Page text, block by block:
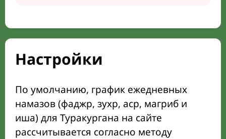
Настройки
По умолчанию, график ежедневных
намазов (фаджр, зухр, аср, магриб и
иша) для Туракургана на сайте
рассчитывается согласно методу